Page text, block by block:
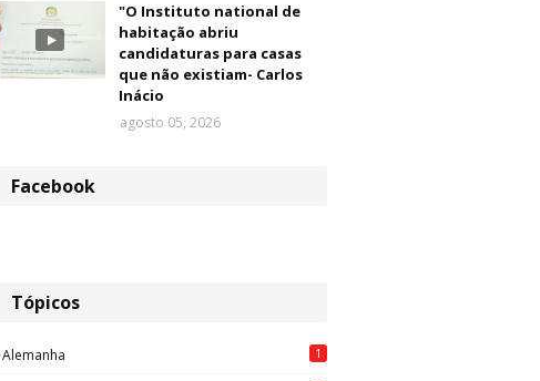
"O Instituto national de
habitação abriu
candidaturas para casas
que não existiam- Carlos
Inácio
agosto 05, 2026
Facebook
Tópicos
Alemanha 1